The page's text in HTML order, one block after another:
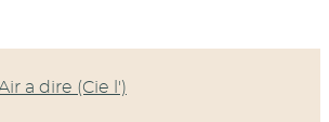
a dire (Cie l')